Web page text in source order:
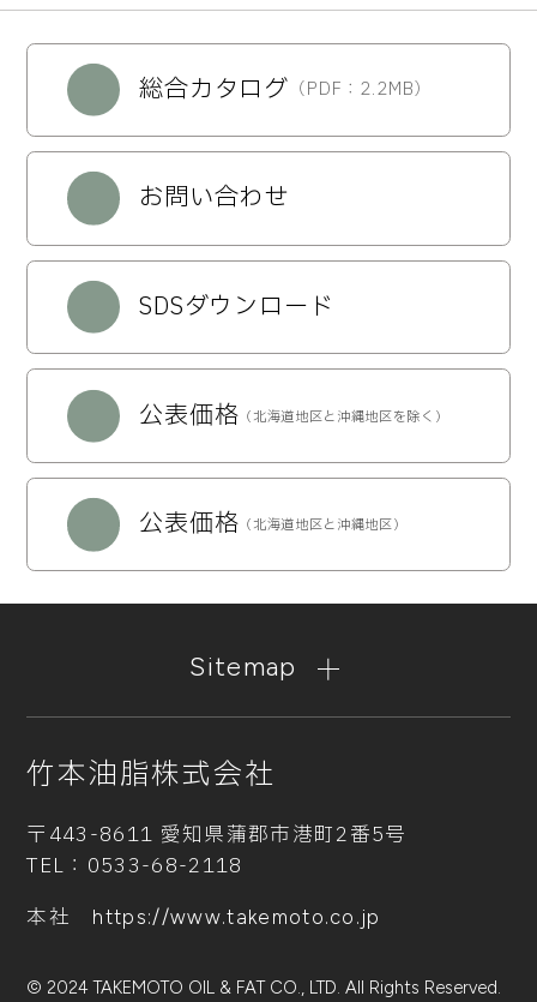
総合カタログ （PDF：2.2MB）
お問い合わせ
SDSダウンロード
公表価格 （北海道地区と沖縄地区を除く）
公表価格 （北海道地区と沖縄地区）
Sitemap
竹本油脂株式会社
〒443-8611 愛知県蒲郡市港町2番5号
TEL： 0533-68-2118
本社
https://www.takemoto.co.jp
© 2024 TAKEMOTO OIL & FAT CO., LTD.All Rights Reserved.